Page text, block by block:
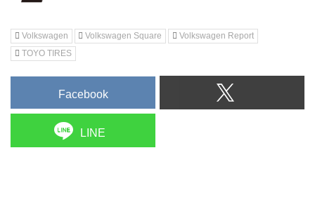
Volkswagen Volkswagen Square
Volkswagen Report
TOYO TIRES
Facebook
LINE